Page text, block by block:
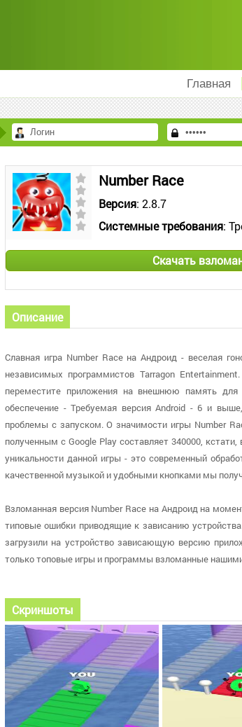
Главная
Number Race
Версия: 2.8.7
Системные требования:
Скачать
Описание
Славная игра Number Race на Андроид - веселая
независимых программистов Tarragon
переместите приложения на внешнюю память для
обеспечение - Требуемая версия Android - 6 и
проблемы с запуском. О значимости игры Number
полученным с Google Play составляет 340000,
уникальности данной игры - это современный
качественной музыкой и удобными кнопками мы
Взломанная версия Number Race на Андроид на
типовые ошибки приводящие к зависанию
загрузили на устройство зависающую версию
только топовые игры и программы взломанные
Скриншоты